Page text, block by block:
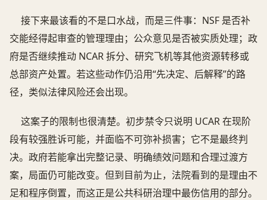
接下来最该看的不是口水战，而是三件事：NSF 是否补
交能经得起审查的管理理由；公众意见是否被实质处理；政
府是否继续推动 NCAR 拆分、研究飞机等其他资源转移或
总部资产处置。若这些动作仍沿用“先决定、后解释”的路
径，类似法律风险还会出现。
这案子的限制也很清楚。初步禁令只说明 UCAR 在现阶
段有较强胜诉可能，并面临不可弥补损害；它不是最终判
决。政府若能拿出完整记录、明确绩效问题和合理过渡方
案，局面仍可能改变。但到目前为止，法院看到的是理由不
足和程序倒置，而这正是公共科研治理中最伤信用的部分。